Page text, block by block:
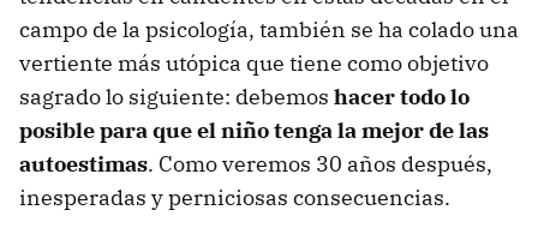
campo de la psicología, también se ha colado una
vertiente más utópica que tiene como objetivo
sagrado lo siguiente: debemos hacer todo lo
posible para que el niño tenga la mejor de las
autoestimas. Como veremos 30 años después,
inesperadas y perniciosas consecuencias.